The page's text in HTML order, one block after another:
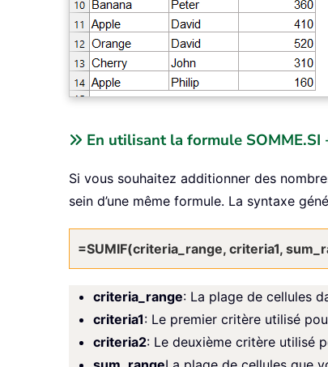
En utilisant la formule SOMME.SI
Si vous souhaitez additionner des
sein d’une même formule. La syntaxe
=SUMIF(criteria_range, criteria1,
criteria_range: La plage de cellules
criteria1: Le premier critère utilisé
criteria2: Le deuxième critère utilisé